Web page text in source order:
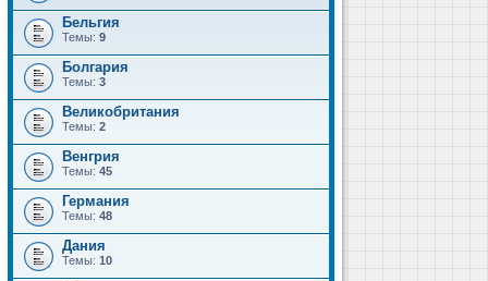
Бельгия
Темы: 9
Болгария
Темы: 3
Великобритания
Темы: 2
Венгрия
Темы: 45
Германия
Темы: 48
Дания
Темы: 10